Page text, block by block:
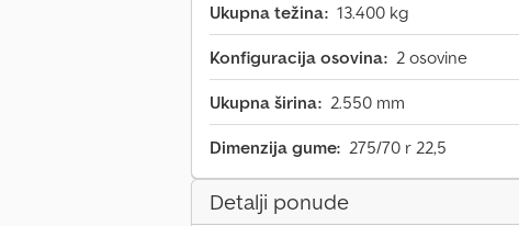
Ukupna težina: 13.400 kg
Konfiguracija osovina: 2 osovine
Ukupna širina: 2.550 mm
Dimenzija gume: 275/70 r 22,5
Detalji ponude